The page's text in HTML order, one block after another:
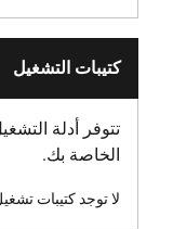
كتيبات التشغيل
تتوفر أدلة
الخاصة بك.
لا توجد كتيبات